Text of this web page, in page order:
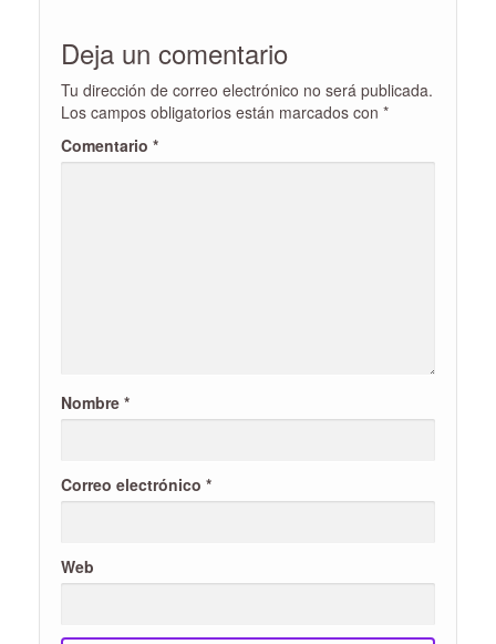
Deja un comentario
Tu dirección de correo electrónico no será publicada.
Los campos obligatorios están marcados con *
Comentario *
Nombre *
Correo electrónico *
Web